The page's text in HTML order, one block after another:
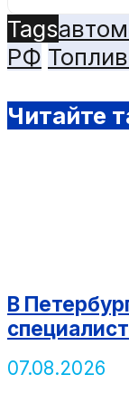
Tags
РФ
Читайте
В
07.08.2026